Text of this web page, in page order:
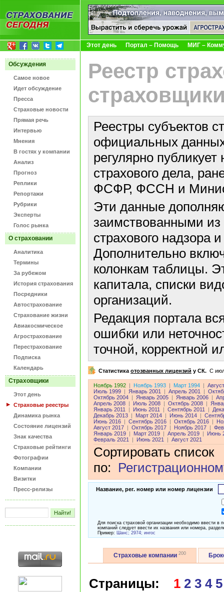
Этот день Портал – Помощь МИГ –
Обсуждения
Самое новое
Идет обсуждение
Пресса
Страховые новости
Прямая речь
Интервью
Мнения
В гостях у компании
Анализ
Прогноз
Реплики
Репортажи
Рубрики
Эксперты
Голос рынка
О страховании
Аналитика
Термины
За рубежом
История страхования
Посредники
Автострахование
Страхование жизни
Авиакосмическое
Агрострахование
Перестрахование
Подписка
Календарь
Страховщики
Этот день
Страховые реестры
Динамика рынка
Состояние лицензий
Знак качества
Страховые рейтинги
Фотографии
Компании
Визитки
Пресс-релизы
Реестр
Реестры субъектов
официальных данных
регулярно
страхового дела,
ФСФР, ФССН и
Эти данные
заимствованными
страхового надзора
Дополнительно
колонкам таблицы.
капитала, списки
организаций.
Редакция портала
ошибки или
точной, корректной
Статистика отозванных лицензий у СК. C
Ноябрь 1992 Ноябрь 1993 Март 1994
Июль 1999
Январь 2001 Апрель 2001
Октябрь 2004
Январь 2005 Январь 2006
Апрель 2008
Июль 2008 Октябрь 2008
Январь 2011
Июнь 2011 Сентябрь 2011
Декабрь 2013
Март 2014 Июнь 2014
Июнь 2016
Сентябрь 2016 Октябрь 2016
Август 2017
Октябрь 2017 Ноябрь 2017
Январь 2019
Март 2019 Апрель 2019
Июнь
Февраль 2021
Июнь 2021 Август 2021
Сортировать список
по:
Название, рег. номер или номер лицензии
Для поиска страховой организации необходимо ввести
компаний следует ввести их названия или номера,
Пример: Шанс; 2974; ингос
Страховые компании 200
Страницы: 1 2 3 4 5